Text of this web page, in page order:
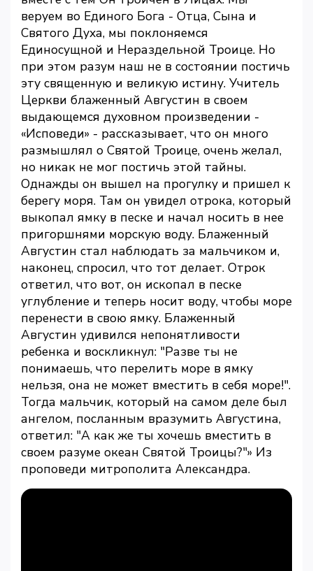
веруем во Единого Бога - Отца, Сына и
Святого Духа, мы поклоняемся
Единосущной и Нераздельной Троице. Но
при этом разум наш не в состоянии постичь
эту священную и великую истину. Учитель
Церкви блаженный Августин в своем
выдающемся духовном произведении -
«Исповеди» - рассказывает, что он много
размышлял о Святой Троице, очень желал,
но никак не мог постичь этой тайны.
Однажды он вышел на прогулку и пришел к
берегу моря. Там он увидел отрока, который
выкопал ямку в песке и начал носить в нее
пригоршнями морскую воду. Блаженный
Августин стал наблюдать за мальчиком и,
наконец, спросил, что тот делает. Отрок
ответил, что вот, он ископал в песке
углубление и теперь носит воду, чтобы море
перенести в свою ямку. Блаженный
Августин удивился непонятливости
ребенка и воскликнул: "Разве ты не
понимаешь, что перелить море в ямку
нельзя, она не может вместить в себя море!".
Тогда мальчик, который на самом деле был
ангелом, посланным вразумить Августина,
ответил: "А как же ты хочешь вместить в
своем разуме океан Святой Троицы?"» Из
проповеди митрополита Александра.